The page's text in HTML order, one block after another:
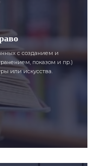
с созданием и
показом и пр.)
или искусства.